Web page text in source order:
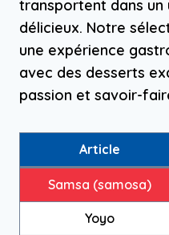
transportent dans un
délicieux. Notre
une expérience
avec des desserts
passion et savoir-
Article
Samsa (samosa)
Yoyo